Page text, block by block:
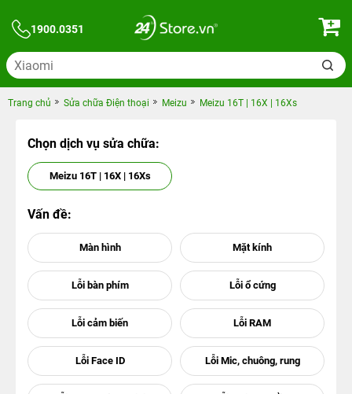
1900.0351
Trang chủ Sửa chữa Điện thoại Meizu Meizu 16T | 16X | 16Xs
Chọn dịch vụ sửa chữa:
Meizu 16T | 16X | 16Xs
Vấn đề: